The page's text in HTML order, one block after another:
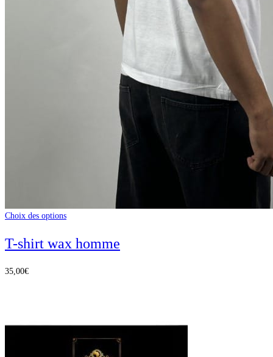
Choix des options
T-shirt wax homme
35,00€